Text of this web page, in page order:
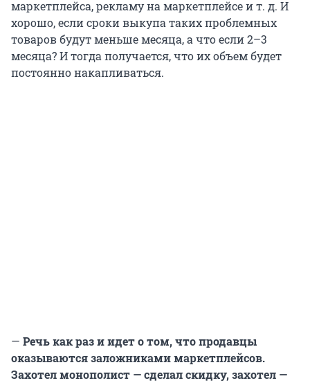
маркетплейса, рекламу на маркетплейсе и т. д. И
хорошо, если сроки выкупа таких проблемных
товаров будут меньше месяца, а что если 2–3
месяца? И тогда получается, что их объем будет
постоянно накапливаться.
— Речь как раз и идет о том, что продавцы
оказываются заложниками маркетплейсов.
Захотел монополист — сделал скидку, захотел —